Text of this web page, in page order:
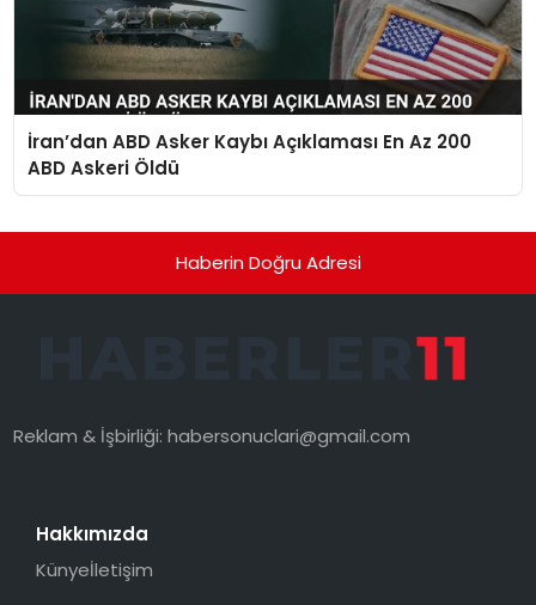
İran’dan ABD Asker Kaybı Açıklaması En Az 200
ABD Askeri Öldü
Haberin Doğru Adresi
Reklam & İşbirliği:habersonuclari@gmail.com
Hakkımızda
Künyeİletişim